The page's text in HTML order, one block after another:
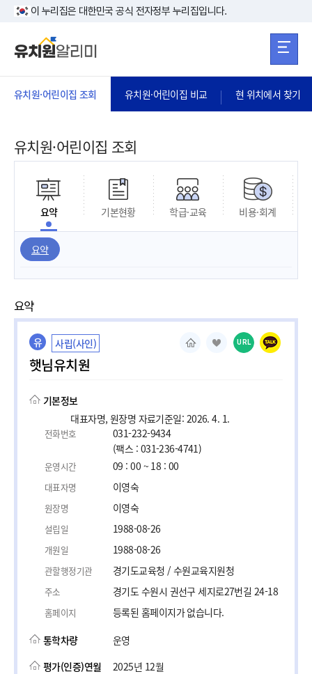
본문 바로가기
이 누리집은 대한민국 공식 전자정부 누리집입니다.
유치원·어린이집 조회 유치원·어린이집 비교 현 위치에서 찾기
유치원·어린이집 조회
요약 기본현황 학급·교육 비용·회계
요약
요약
유 사립(사인)
햇님유치원
URL
기본정보
대표자명, 원장명 자료기준일: 2026. 4. 1.
전화번호
031-232-9434
(팩스 : 031-236-4741)
운영시간 09 : 00 ~ 18 : 00
대표자명 이영숙
원장명 이영숙
설립일 1988-08-26
개원일 1988-08-26
관할행정기관 경기도교육청 / 수원교육지원청
주소 경기도 수원시 권선구 세지로27번길 24-18
홈페이지
등록된 홈페이지가 없습니다.
통학차량
운영
평가(인증)연월
2025년 12월